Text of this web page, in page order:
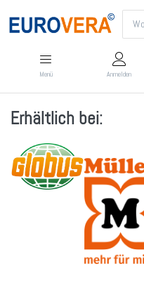
Menü Anmelden
Erhältlich bei: